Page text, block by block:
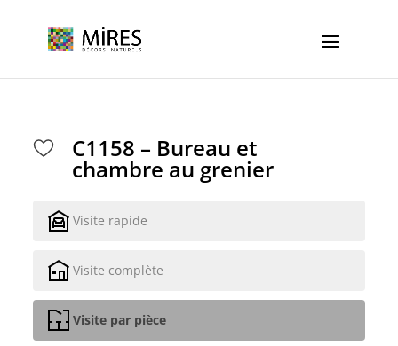
C1158 – Bureau et
chambre au grenier
Visite rapide
Visite complète
Visite par pièce